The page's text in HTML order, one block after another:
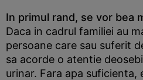
In primul rand, se vor bea
Daca in cadrul familiei au
persoane care sau suferit
sa acorde o atentie
urinar. Fara apa suficienta,